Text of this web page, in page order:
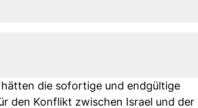
die sofortige und endgültige
den Konflikt zwischen Israel und der